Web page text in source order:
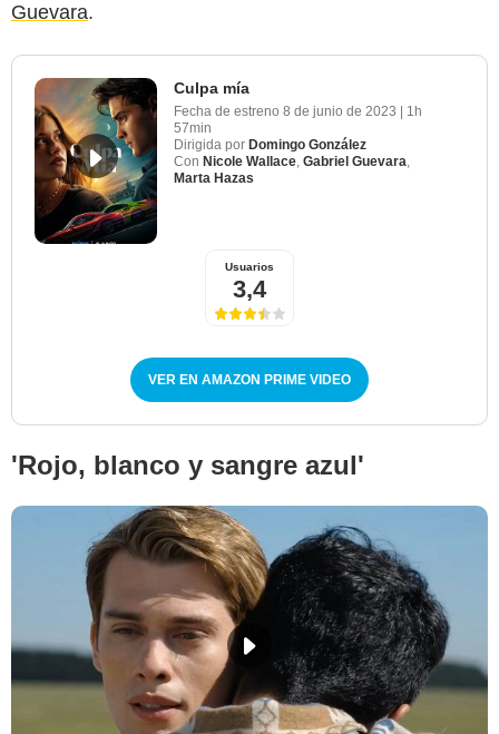
Guevara.
Culpa mía
Fecha de estreno 8 de junio de 2023
1h
57min
Dirigida por Domingo González
Con Nicole Wallace, Gabriel Guevara,
Marta Hazas
Usuarios
3,4
VER EN AMAZON PRIME VIDEO
'Rojo, blanco y sangre azul'